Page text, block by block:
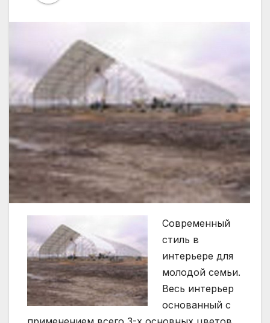
Современный
стиль в
интерьере для
молодой семьи.
Весь интерьер
основанный с